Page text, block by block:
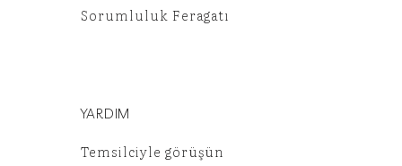
Sorumluluk Feragatı
YARDIM
Temsilciyle görüşün